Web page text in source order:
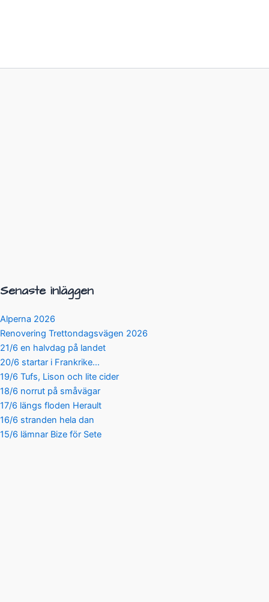
Senaste inläggen
Alperna 2026
Renovering Trettondagsvägen 2026
21/6 en halvdag på landet
20/6 startar i Frankrike…
19/6 Tufs, Lison och lite cider
18/6 norrut på småvägar
17/6 längs floden Herault
16/6 stranden hela dan
15/6 lämnar Bize för Sete